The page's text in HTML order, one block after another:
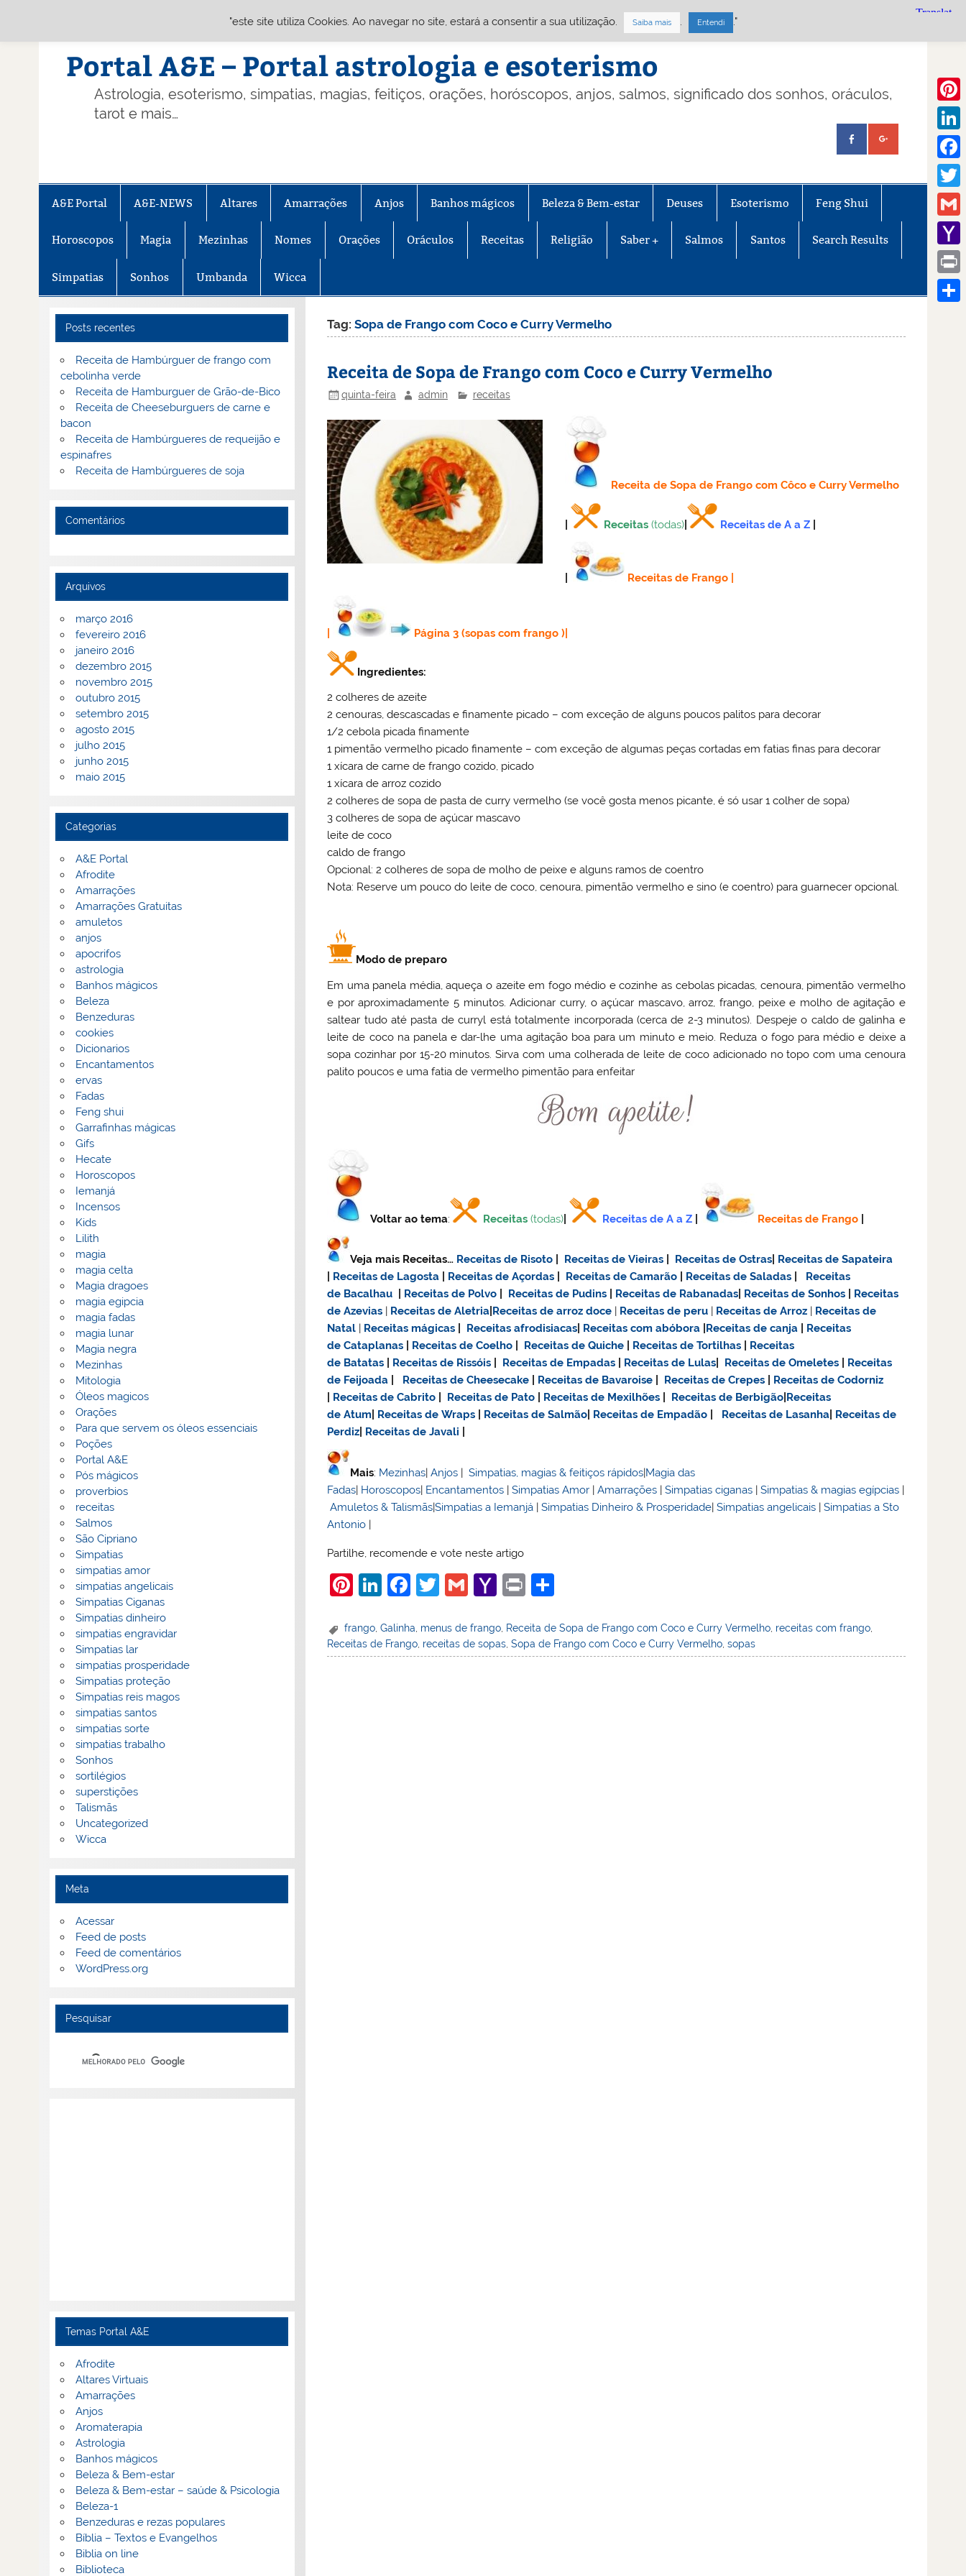
Portal A&E – Portal astrologia e esoterismo
Astrologia, esoterismo, simpatias, magias, feitiços, orações, horóscopos, anjos, salmos, significado dos sonhos, oráculos,
tarot e mais…
A&E Portal A&E-NEWS Altares Amarrações Anjos Banhos mágicos Beleza & Bem-estar Deuses Esoterismo Feng Shui
Horoscopos Magia Mezinhas Nomes Orações Oráculos Receitas Religião Saber + Salmos Santos Search Results
Simpatias Sonhos Umbanda Wicca
Tag:Sopa de Frango com Coco e Curry Vermelho
Receita de Sopa de Frango com Coco e Curry Vermelho
quinta-feira admin receitas
Receita de Sopa de Frango com Côco e Curry Vermelho
Receitas (todas)| Receitas de A a Z
Receitas de Frango|
Página 3 (sopas com frango )|
Ingredientes:
2 colheres de azeite
2 cenouras, descascadas e finamente picado – com exceção de alguns poucos palitos para decorar
1/2 cebola picada finamente
1 pimentão vermelho picado finamente – com exceção de algumas peças cortadas em fatias finas para decorar
1 xícara de carne de frango cozido, picado
1 xícara de arroz cozido
2 colheres de sopa de pasta de curry vermelho (se você gosta menos picante, é só usar 1 colher de sopa)
3 colheres de sopa de açúcar mascavo
leite de coco
caldo de frango
Opcional: 2 colheres de sopa de molho de peixe e alguns ramos de coentro
Nota: Reserve um pouco do leite de coco, cenoura, pimentão vermelho e sino (e coentro) para guarnecer opcional.
Modo de preparo
Em uma panela média, aqueça o azeite em fogo médio e cozinhe as cebolas picadas, cenoura, pimentão vermelho
e por aproximadamente 5 minutos. Adicionar curry, o açúcar mascavo, arroz, frango, peixe e molho de agitação e
saltear tudo até pasta de curryl está totalmente incorporada (cerca de 2-3 minutos). Despeje o caldo de galinha e
leite de coco na panela e dar-lhe uma agitação boa para um minuto e meio. Reduza o fogo para médio e deixe a
sopa cozinhar por 15-20 minutos. Sirva com uma colherada de leite de coco adicionado no topo com uma cenoura
palito poucos e uma fatia de vermelho pimentão para enfeitar
Voltar ao tema: Receitas (todas) Receitas de A a Z Receitas de Frango
Veja mais Receitas… Receitas de Risoto Receitas de Vieiras Receitas de Ostras
Receitas de Sapateira
Receitas de Lagosta Receitas de Açordas Receitas de Camarão Receitas de Saladas
Receitas
de Bacalhau
Receitas de Polvo Receitas de Pudins Receitas de Rabanadas Receitas de Sonhos
Receitas
de Azevias
Receitas de Aletria Receitas dearroz doce Receitas de peru Receitas de Arroz
Receitas de
Natal
Receitas mágicas Receitas afrodisiacas Receitas com abóbora Receitas de canja
Receitas
de Cataplanas
Receitas de Coelho Receitas de Quiche Receitas de Tortilhas
Receitas
de Batatas
Receitas de Rissóis Receitas de Empadas Receitas de Lulas Receitas de Omeletes
Receitas
de Feijoada
Receitas de Cheesecake Receitas de Bavaroise Receitas de Crepes
Receitas de Codorniz
Receitas de Cabrito Receitas de Pato Receitas de Mexilhões Receitas de Berbigão Receitas
de Atum
Receitas de Wraps Receitas de Salmão Receitas de Empadão Receitas de Lasanha
Receitas de
Perdiz
Receitas de Javali
Mais: Mezinhas|Anjos |Simpatias, magias & feitiços rápidos|Magia das
Fadas| Horoscopos| Encantamentos |Simpatias Amor |Amarrações |Simpatias ciganas |Simpatias & magias egípcias |
Amuletos & Talismãs|Simpatias a Iemanjá |Simpatias Dinheiro & Prosperidade|Simpatias angelicais |Simpatias a Sto
Antonio |
Partilhe, recomende e vote neste artigo
Pi
er
e
Li
k
e
F
c
e
T
itt
er
G
ai
l
Y
h
o
Pr
t
ar
e
frango,Galinha, menus de frango, Receita de Sopa de Frango com Coco e Curry Vermelho, receitas com frango,
Receitas de Frango receitas de sopas ,Sopa de Frango com Coco e Curry Vermelho ,sopas
Posts recentes
Receita de Hambúrguer de frango com
cebolinha verde
Receita de Hamburguer de Grão-de-Bico
Receita de Cheeseburguers de carne e
bacon
Receita de Hambúrgueres de requeijão e
espinafres
Receita de Hambúrgueres de soja
Comentários
Arquivos
março 2016
fevereiro 2016
janeiro 2016
dezembro 2015
novembro 2015
outubro 2015
setembro 2015
agosto 2015
julho 2015
junho 2015
maio 2015
Categorias
A&E Portal
Afrodite
Amarrações
Amarrações Gratuitas
amuletos
anjos
apocrifos
astrologia
Banhos mágicos
Beleza
Benzeduras
cookies
Dicionarios
Encantamentos
ervas
Fadas
Feng shui
Garrafinhas mágicas
Gifs
Hecate
Horoscopos
Iemanjá
Incensos
Kids
Lilith
magia
magia celta
Magia dragoes
magia egipcia
magia fadas
magia lunar
Magia negra
Mezinhas
Mitologia
Óleos magicos
Orações
Para que servem os óleos essenciais
Poções
Portal A&E
Pós mágicos
proverbios
receitas
Salmos
São Cipriano
Simpatias
simpatias amor
simpatias angelicais
Simpatias Ciganas
Simpatias dinheiro
simpatias engravidar
Simpatias lar
simpatias prosperidade
Simpatias proteção
Simpatias reis magos
simpatias santos
simpatias sorte
simpatias trabalho
Sonhos
sortilégios
superstições
Talismãs
Uncategorized
Wicca
Meta
Acessar
Feed de posts
Feed de comentários
WordPress.org
Pesquisar
Temas Portal A&E
Afrodite
Altares Virtuais
Amarrações
Anjos
Aromaterapia
Astrologia
Banhos mágicos
Beleza & Bem-estar
Beleza & Bem-estar – saúde & Psicologia
Beleza-1
Benzeduras e rezas populares
Bíblia – Textos e Evangelhos
Biblia on line
Biblioteca
Gmail
Mail
Print
"este site utiliza Cookies. Ao navegar no site, estará a consentir a sua utilização. Saiba mais . Entendi ."